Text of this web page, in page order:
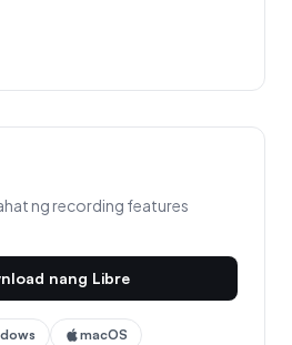
ng recording features
nang Libre
macOS